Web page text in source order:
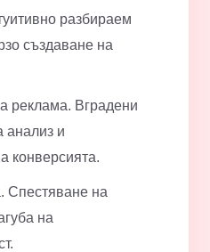
разбираем
създаване на
реклама. Вградени
анализ и
конверсията.
Спестяване на
на